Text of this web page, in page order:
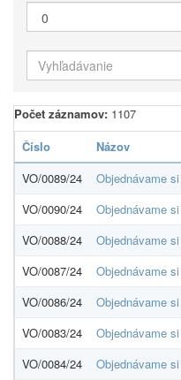
Počet záznamov: 1107
Číslo
Názov
VO/0089/24
Objednávame
VO/0090/24
Objednávame
VO/0088/24
Objednávame
VO/0087/24
Objednávame
VO/0086/24
Objednávame
VO/0083/24
Objednávame
VO/0084/24
Objednávame